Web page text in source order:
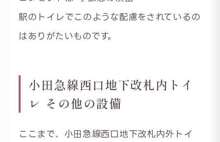
駅のトイレでこのような配慮をされているの
はありがたいものです。
小田急線西口地下改札内トイ
レ その他の設備
ここまで、小田急線西口地下改札内外トイ